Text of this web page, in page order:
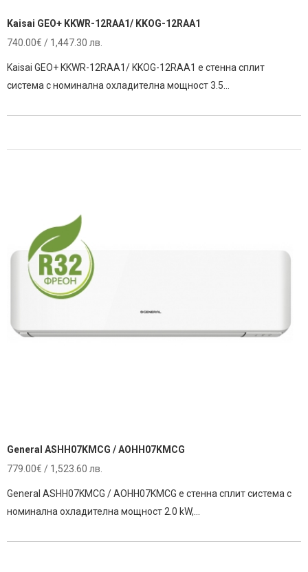
Kaisai GEO+ KKWR-12RAA1/ KKOG-12RAA1
740.00€ / 1,447.30 лв.
Kaisai GEO+ KKWR-12RAA1/ KKOG-12RAA1 е стенна сплит
система с номинална охладителна мощност 3.5…
General ASHH07KMCG / AOHH07KMCG
779.00€ / 1,523.60 лв.
General ASHH07KMCG / AOHH07KMCG е стенна сплит система с
номинална охладителна мощност 2.0 kW,…